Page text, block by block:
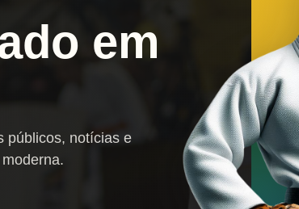
em
públicos, notícias e